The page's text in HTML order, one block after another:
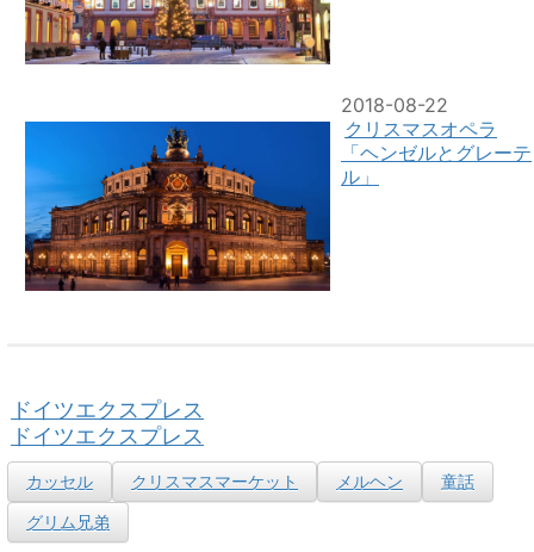
2018-08-22
クリスマスオペラ
「ヘンゼルとグレーテ
ル」
ドイツエクスプレス
ドイツエクスプレス
カッセル クリスマスマーケット メルヘン
童話
グリム兄弟